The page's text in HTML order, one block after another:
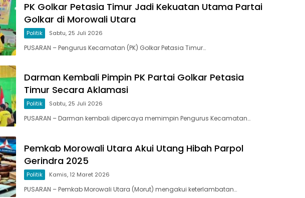
PK Golkar Petasia Timur Jadi Kekuatan Utama Partai
Golkar di Morowali Utara
Politik Sabtu, 25 Juli 2026
PUSARAN – Pengurus Kecamatan (PK) Golkar Petasia Timur…
Darman Kembali Pimpin PK Partai Golkar Petasia
Timur Secara Aklamasi
Politik Sabtu, 25 Juli 2026
PUSARAN – Darman kembali dipercaya memimpin Pengurus Kecamatan…
Pemkab Morowali Utara Akui Utang Hibah Parpol
Gerindra 2025
Politik Kamis, 12 Maret 2026
PUSARAN – Pemkab Morowali Utara (Morut) mengakui keterlambatan…